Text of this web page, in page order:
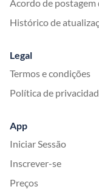
Acordo de
Histórico de
Legal
Termos e condições
Política de
App
Iniciar Sessão
Inscrever-se
Preços